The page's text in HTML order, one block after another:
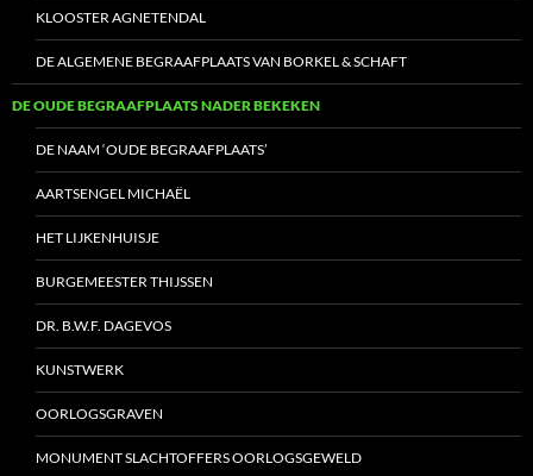
KLOOSTER AGNETENDAL
DE ALGEMENE BEGRAAFPLAATS VAN BORKEL & SCHAFT
DE OUDE BEGRAAFPLAATS NADER BEKEKEN
DE NAAM ‘OUDE BEGRAAFPLAATS’
AARTSENGEL MICHAËL
HET LIJKENHUISJE
BURGEMEESTER THIJSSEN
DR. B.W.F. DAGEVOS
KUNSTWERK
OORLOGSGRAVEN
MONUMENT SLACHTOFFERS OORLOGSGEWELD